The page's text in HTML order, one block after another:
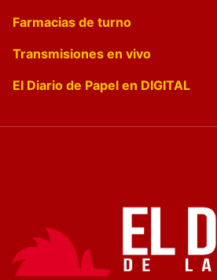
Farmacias de turno
Transmisiones en vivo
El Diario de Papel en DIGITAL